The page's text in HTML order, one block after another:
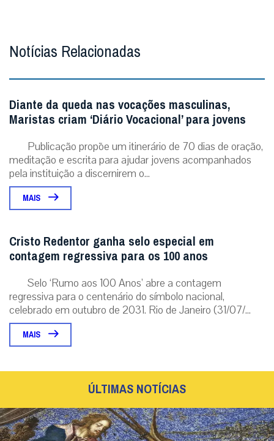
Notícias Relacionadas
Diante da queda nas vocações masculinas,
Maristas criam ‘Diário Vocacional’ para jovens
Publicação propõe um itinerário de 70 dias de oração,
meditação e escrita para ajudar jovens acompanhados
pela instituição a discernirem o...
MAIS
Cristo Redentor ganha selo especial em
contagem regressiva para os 100 anos
Selo ‘Rumo aos 100 Anos’ abre a contagem
regressiva para o centenário do símbolo nacional,
celebrado em outubro de 2031. Rio de Janeiro (31/07/...
MAIS
ÚLTIMAS NOTÍCIAS